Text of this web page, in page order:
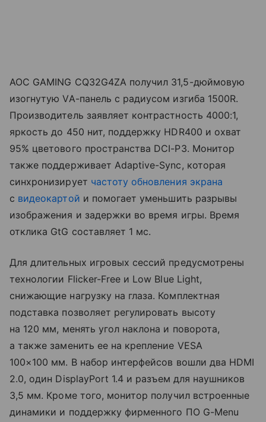
AOC GAMING CQ32G4ZA получил 31,5-дюймовую
изогнутую VA-панель с радиусом изгиба 1500R.
Производитель заявляет контрастность 4000:1,
яркость до 450 нит, поддержку HDR400 и охват
95% цветового пространства DCI-P3. Монитор
также поддерживает Adaptive-Sync, которая
синхронизирует частоту обновления экрана
с видеокартой и помогает уменьшить разрывы
изображения и задержки во время игры. Время
отклика GtG составляет 1 мс.
Для длительных игровых сессий предусмотрены
технологии Flicker-Free и Low Blue Light,
снижающие нагрузку на глаза. Комплектная
подставка позволяет регулировать высоту
на 120 мм, менять угол наклона и поворота,
а также заменить ее на крепление VESA
100×100 мм. В набор интерфейсов вошли два HDMI
2.0, один DisplayPort 1.4 и разъем для наушников
3,5 мм. Кроме того, монитор получил встроенные
динамики и поддержку фирменного ПО G-Menu